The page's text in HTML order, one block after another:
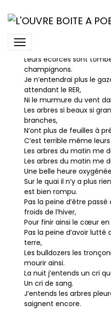
Les arbres
De l’autre côté du quai
N’existent plus.
Leurs écorces sont
champignons.
Je n’entendrai plus le
attendant le RER,
Ni le murmure du vent
Les arbres si beaux si
branches,
N’ont plus de feuilles à
C’est terrible même
Les arbres du matin me
Les arbres du matin me
Une belle heure
Sur le quai il n’y a plus
est bien rompu.
Pas la peine d’être
froids de l’hiver,
Pour finir ainsi le cœur
Pas la peine d’avoir
terre,
Les bulldozers les
mourir ainsi.
La nuit j’entends un cri
Un cri de sang.
J’entends les arbres
saignent encore.